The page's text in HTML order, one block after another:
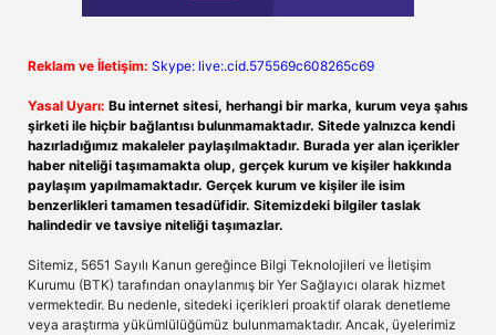
Reklam ve İletişim: Skype: live:.cid.575569c608265c69
Yasal Uyarı: Bu internet sitesi, herhangi bir marka, kurum veya şahıs
şirketi ile hiçbir bağlantısı bulunmamaktadır. Sitede yalnızca kendi
hazırladığımız makaleler paylaşılmaktadır. Burada yer alan içerikler
haber niteliği taşımamakta olup, gerçek kurum ve kişiler hakkında
paylaşım yapılmamaktadır. Gerçek kurum ve kişiler ile isim
benzerlikleri tamamen tesadüfidir. Sitemizdeki bilgiler taslak
halindedir ve tavsiye niteliği taşımazlar.
Sitemiz, 5651 Sayılı Kanun gereğince Bilgi Teknolojileri ve İletişim
Kurumu (BTK) tarafından onaylanmış bir Yer Sağlayıcı olarak hizmet
vermektedir. Bu nedenle, sitedeki içerikleri proaktif olarak denetleme
veya araştırma yükümlülüğümüz bulunmamaktadır. Ancak, üyelerimiz